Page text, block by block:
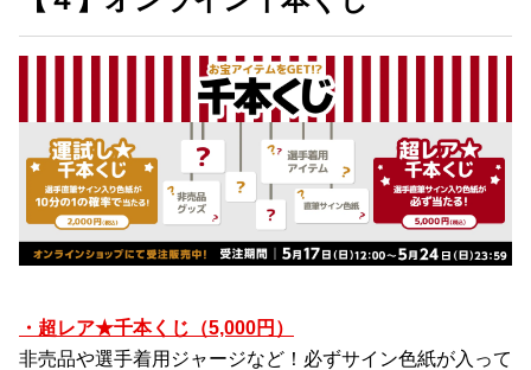
・超レア★千本くじ（5,000円）
非売品や選手着用ジャージなど！必ずサイン色紙が入って